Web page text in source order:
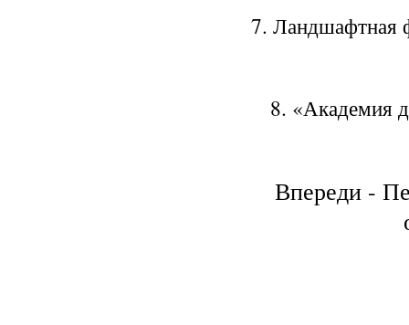
7. Ландшафтная
8. «Академия
Впереди -